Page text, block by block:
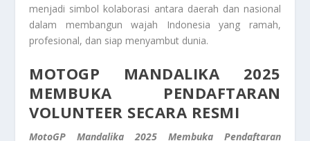
menjadi simbol kolaborasi antara daerah dan nasional
dalam membangun wajah Indonesia yang ramah,
profesional, dan siap menyambut dunia.
MOTOGP MANDALIKA 2025
MEMBUKA PENDAFTARAN
VOLUNTEER SECARA RESMI
MotoGP Mandalika 2025 Membuka Pendaftaran